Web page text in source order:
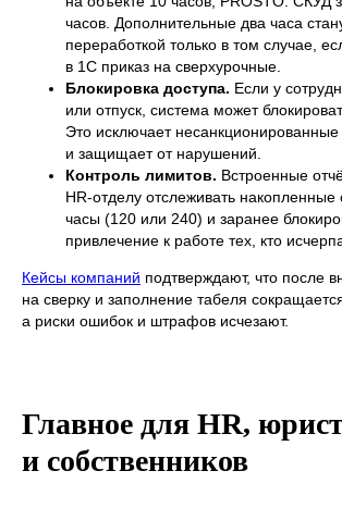
часов. Дополнительные два часа
переработкой только в том случае,
в 1С приказ на сверхурочные.
Блокировка доступа. Если у
или отпуск, система может
Это исключает несанкционированные
и защищает от нарушений.
Контроль лимитов. Встроенные
HR-отделу отслеживать накопленные
часы (120 или 240) и заранее
привлечение к работе тех, кто
Кейсы компаний подтверждают, что после
на сверку и заполнение табеля
а риски ошибок и штрафов исчезают.
Главное для HR,
и собственников